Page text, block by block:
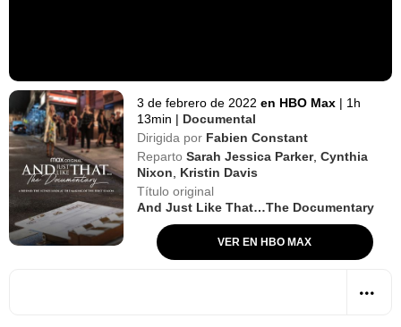
3 de febrero de 2022 en HBO Max | 1h
13min | Documental
Dirigida por Fabien Constant
Reparto Sarah Jessica Parker,Cynthia
Nixon
Kristin Davis
Título original
And Just Like That…The Documentary
VER EN HBO MAX